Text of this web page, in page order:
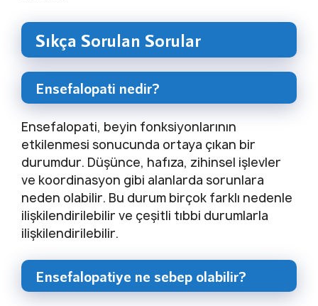
Sıkça Sorulan Sorular
Ensefalopati nedir?
Ensefalopati, beyin fonksiyonlarının
etkilenmesi sonucunda ortaya çıkan bir
durumdur. Düşünce, hafıza, zihinsel işlevler
ve koordinasyon gibi alanlarda sorunlara
neden olabilir. Bu durum birçok farklı nedenle
ilişkilendirilebilir ve çeşitli tıbbi durumlarla
ilişkilendirilebilir.
Ensefalopatiye ne sebep olabilir?